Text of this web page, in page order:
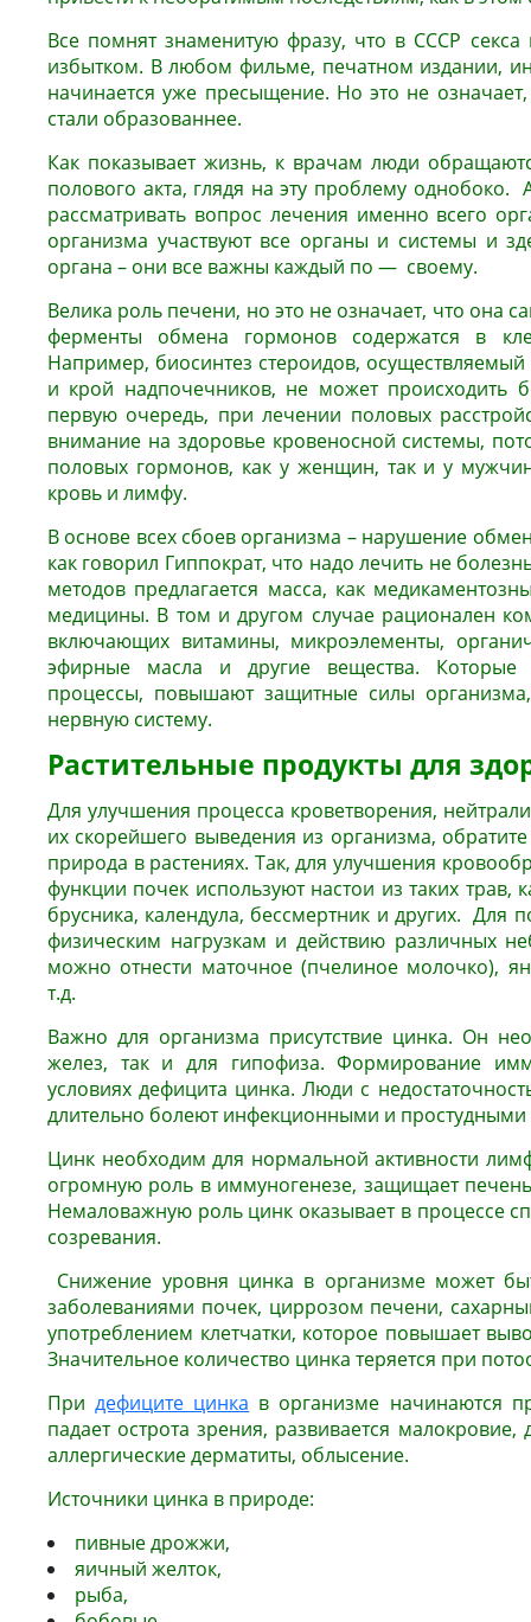
Все помнят знаменитую фразу, что в СССР секса
избытком. В любом фильме, печатном издании,
начинается уже пресыщение. Но это не
стали образованнее.
Как показывает жизнь, к врачам люди
полового акта, глядя на эту проблему однобоко.
рассматривать вопрос лечения именно всего
организма участвуют все органы и системы и
органа – они все важны каждый по — своему.
Велика роль печени, но это не означает, что она
ферменты обмена гормонов содержатся в
Например, биосинтез стероидов,
и крой надпочечников, не может происходить
первую очередь, при лечении половых
внимание на здоровье кровеносной системы,
половых гормонов, как у женщин, так и у
кровь и лимфу.
В основе всех сбоев организма – нарушение
как говорил Гиппократ, что надо лечить не
методов предлагается масса, как
медицины. В том и другом случае рационален
включающих витамины, микроэлементы,
эфирные масла и другие вещества. Которые
процессы, повышают защитные силы
нервную систему.
Растительные продукты для
Для улучшения процесса кроветворения,
их скорейшего выведения из организма,
природа в растениях. Так, для улучшения
функции почек используют настои из таких
брусника, календула, бессмертник и других. Для
физическим нагрузкам и действию различных
можно отнести маточное (пчелиное молочко),
т.д.
Важно для организма присутствие цинка. Он
желез, так и для гипофиза. Формирование
условиях дефицита цинка. Люди с
длительно болеют инфекционными и
Цинк необходим для нормальной активности
огромную роль в иммуногенезе, защищает
Немаловажную роль цинк оказывает в процессе
созревания.
Снижение уровня цинка в организме может
заболеваниями почек, циррозом печени,
употреблением клетчатки, которое повышает
Значительное количество цинка теряется при
Придефиците цинка в организме начинаются
падает острота зрения, развивается малокровие,
аллергические дерматиты, облысение.
Источники цинка в природе:
пивные дрожжи,
яичный желток,
рыба,